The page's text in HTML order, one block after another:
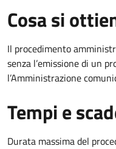
Cosa si
Il procedimento
senza l’emissione di un
l’Amministrazione
Tempi e
Durata massima del